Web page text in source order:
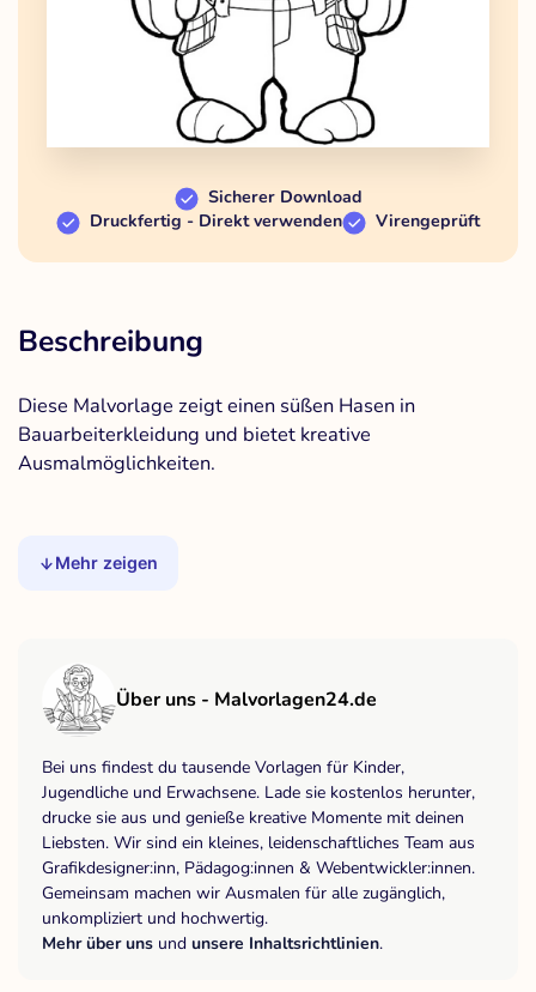
Sicherer Download
Druckfertig - Direkt verwenden
Virengeprüft
Beschreibung
Diese Malvorlage zeigt einen süßen Hasen in
Bauarbeiterkleidung und bietet kreative
Ausmalmöglichkeiten.
Mehr zeigen
Über uns - Malvorlagen24.de
Bei uns findest du tausende Vorlagen für Kinder,
Jugendliche und Erwachsene. Lade sie kostenlos herunter,
drucke sie aus und genieße kreative Momente mit deinen
Liebsten. Wir sind ein kleines, leidenschaftliches Team aus
Grafikdesigner:inn, Pädagog:innen & Webentwickler:innen.
Gemeinsam machen wir Ausmalen für alle zugänglich,
unkompliziert und hochwertig.
Mehr über uns und unsere Inhaltsrichtlinien.